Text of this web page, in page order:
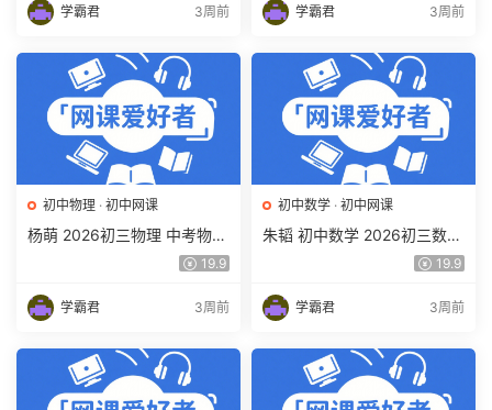
学霸君 3周前 学霸君 3周前
初中物理 · 初中网课
杨萌 2026初三物理 中考物理
培训班 秋上秋下·全国版·S 百
19.9
学霸君 3周前
初中数学 · 初中网课
朱韬 初中数学 2026初三数学
中考数学培训班（秋上秋下·19.9
学霸君 3周前